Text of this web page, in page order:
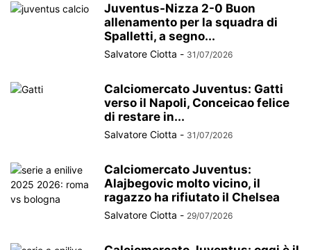
Juventus-Nizza 2-0 Buon
allenamento per la squadra di
Spalletti, a segno...
Salvatore Ciotta - 31/07/2026
Calciomercato Juventus: Gatti
verso il Napoli, Conceicao felice
di restare in...
Salvatore Ciotta - 31/07/2026
Calciomercato Juventus:
Alajbegovic molto vicino, il
ragazzo ha rifiutato il Chelsea
Salvatore Ciotta - 29/07/2026